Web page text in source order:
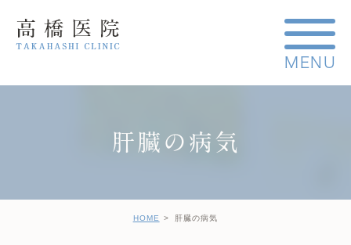
肝臓の病気
HOME 肝臓の病気